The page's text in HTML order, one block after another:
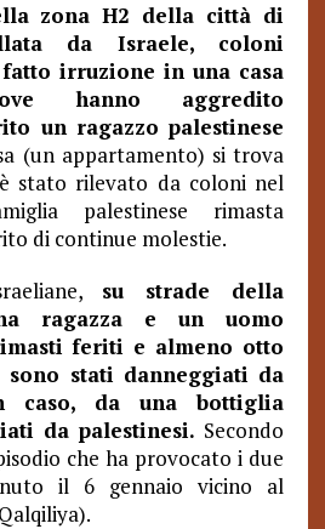
zona H2 della città di
da Israele, coloni
irruzione in una casa
hanno aggredito
un ragazzo palestinese
(un appartamento) si trova
stato rilevato da coloni nel
palestinese rimasta
di continue molestie.
su strade della
ragazza e un uomo
feriti e almeno otto
stati danneggiati da
da una bottiglia
da palestinesi. Secondo
che ha provocato i due
il 6 gennaio vicino al